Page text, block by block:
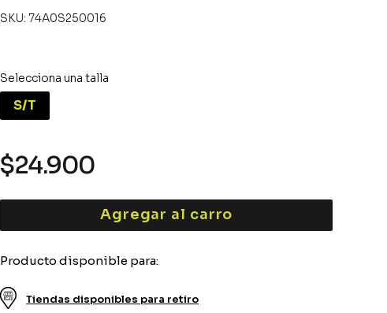
: 74A0S250016
S/T
$24.900
Agregar al carro
Producto disponible para:
Tiendas disponibles para retiro